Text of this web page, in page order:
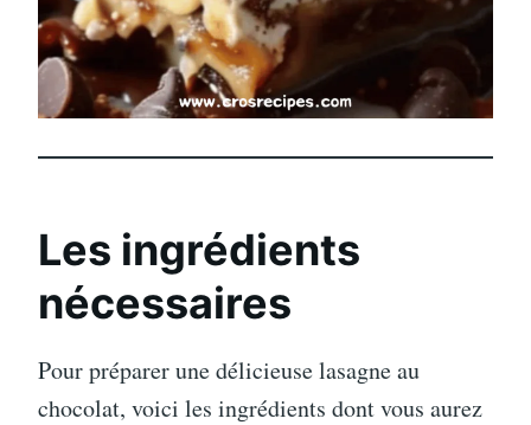
Les ingrédients
nécessaires
Pour préparer une délicieuse lasagne au
chocolat, voici les ingrédients dont vous aurez